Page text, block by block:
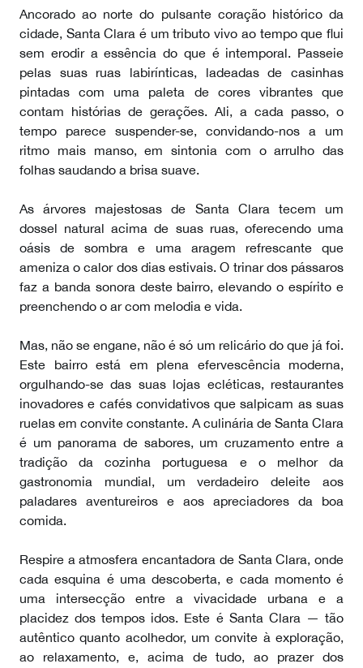
Ancorado ao norte do pulsante coração histórico da
cidade, Santa Clara é um tributo vivo ao tempo que flui
sem erodir a essência do que é intemporal. Passeie
pelas suas ruas labirínticas, ladeadas de casinhas
pintadas com uma paleta de cores vibrantes que
contam histórias de gerações. Ali, a cada passo, o
tempo parece suspender-se, convidando-nos a um
ritmo mais manso, em sintonia com o arrulho das
folhas saudando a brisa suave.
As árvores majestosas de Santa Clara tecem um
dossel natural acima de suas ruas, oferecendo uma
oásis de sombra e uma aragem refrescante que
ameniza o calor dos dias estivais. O trinar dos pássaros
faz a banda sonora deste bairro, elevando o espírito e
preenchendo o ar com melodia e vida.
Mas, não se engane, não é só um relicário do que já foi.
Este bairro está em plena efervescência moderna,
orgulhando-se das suas lojas ecléticas, restaurantes
inovadores e cafés convidativos que salpicam as suas
ruelas em convite constante. A culinária de Santa Clara
é um panorama de sabores, um cruzamento entre a
tradição da cozinha portuguesa e o melhor da
gastronomia mundial, um verdadeiro deleite aos
paladares aventureiros e aos apreciadores da boa
comida.
Respire a atmosfera encantadora de Santa Clara, onde
cada esquina é uma descoberta, e cada momento é
uma intersecção entre a vivacidade urbana e a
placidez dos tempos idos. Este é Santa Clara — tão
autêntico quanto acolhedor, um convite à exploração,
ao relaxamento, e, acima de tudo, ao prazer dos